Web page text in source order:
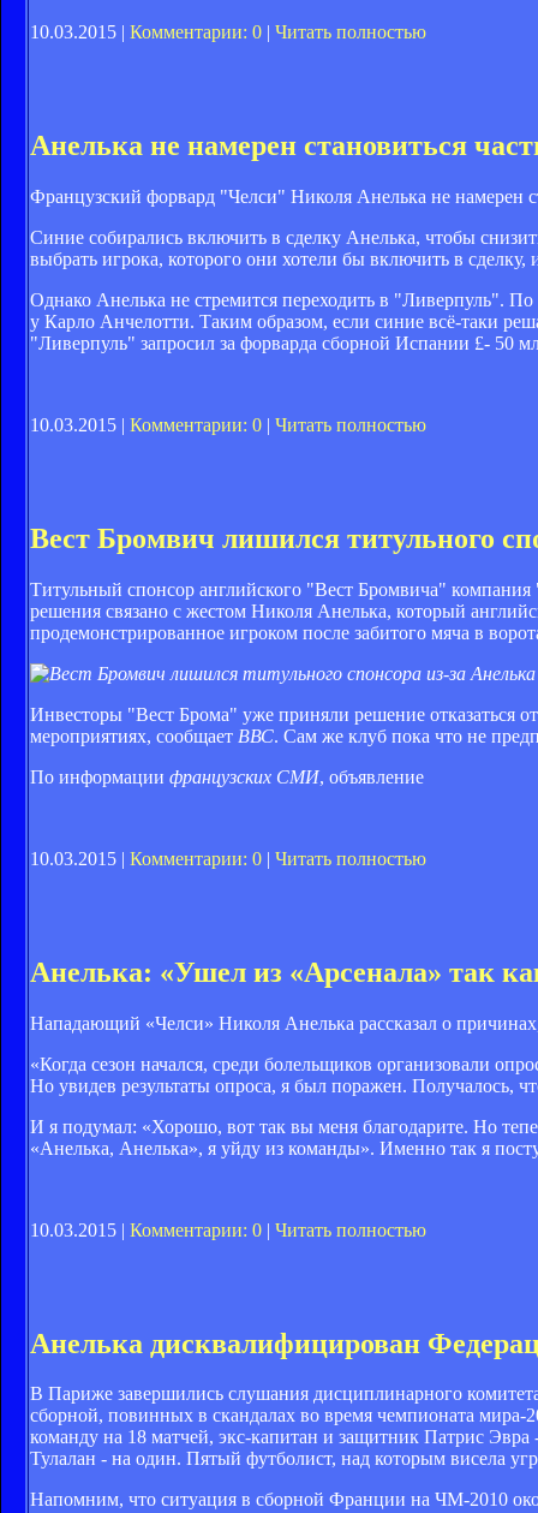
10.03.2015 | Комментарии: 0 | Читать полностью
Анелька не намерен становиться
Французский форвард "Челси" Николя Анелька не намерен
Синие собирались включить в сделку Анелька, чтобы
выбрать игрока, которого они хотели бы включить в
Однако Анелька не стремится переходить в "Ливерпуль".
у Карло Анчелотти. Таким образом, если синие всё-таки
"Ливерпуль" запросил за форварда сборной Испании £- 50
10.03.2015 | Комментарии: 0 | Читать полностью
Вест Бромвич лишился титульного
Титульный спонсор английского "Вест Бромвича" компания
решения связано с жестом Николя Анелька, который
продемонстрированное игроком после забитого мяча в
Инвесторы "Вест Брома" уже приняли решение отказаться
мероприятиях, сообщает ВВС. Сам же клуб пока что не
По информации французских СМИ, объявление
10.03.2015 | Комментарии: 0 | Читать полностью
Анелька: «Ушел из «Арсенала» так
Нападающий «Челси» Николя Анелька рассказал о
«Когда сезон начался, среди болельщиков организовали
Но увидев результаты опроса, я был поражен. Получалось,
И я подумал: «Хорошо, вот так вы меня благодарите. Но
«Анелька, Анелька», я уйду из команды». Именно так я
10.03.2015 | Комментарии: 0 | Читать полностью
Анелька дисквалифицирован
В Париже завершились слушания дисциплинарного
сборной, повинных в скандалах во время чемпионата
команду на 18 матчей, экс-капитан и защитник Патрис
Тулалан - на один. Пятый футболист, над которым висела
Напомним, что ситуация в сборной Франции на ЧМ-2010